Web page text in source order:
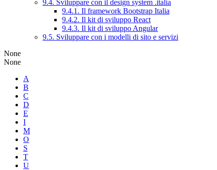
9.4. Sviluppare con il design system .italia
9.4.1. Il framework Bootstrap Italia
9.4.2. Il kit di sviluppo React
9.4.3. Il kit di sviluppo Angular
9.5. Sviluppare con i modelli di sito e servizi
None
None
A
B
C
D
E
I
M
O
S
T
U